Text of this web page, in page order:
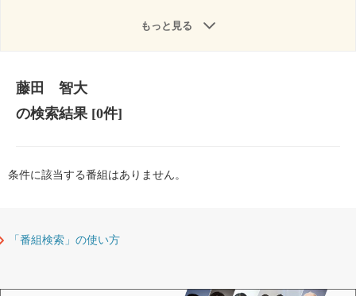
もっと見る
藤田 智大
の検索結果[0件]
条件に該当する番組はありません。
「番組検索」の使い方